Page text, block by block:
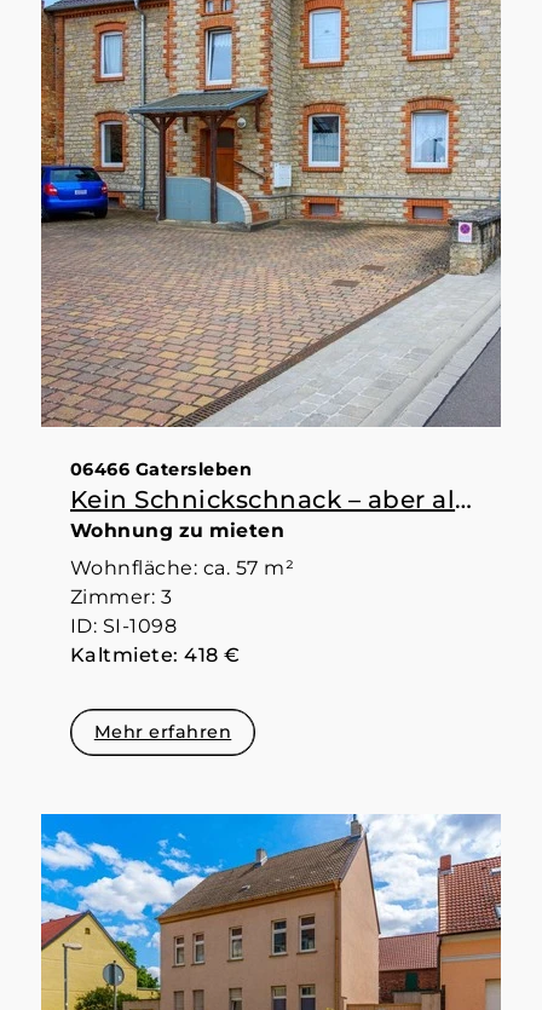
06466 Gatersleben
Kein Schnickschnack – aber alles da, was man braucht
Wohnung zu mieten
Wohnfläche: ca. 57 m²
Zimmer: 3
ID: SI-1098
Kaltmiete: 418 €
Mehr erfahren